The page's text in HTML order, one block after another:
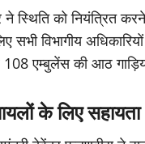
ने स्थिति को नियंत्रित
सभी विभागीय
108 एम्बुलेंस की आठ
के लिए सहायता